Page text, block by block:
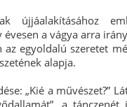
újjáalakításához
évesen a vágya arra
az egyoldalú szeretet
alapja.
„Kié a művészet?”
a